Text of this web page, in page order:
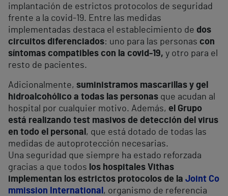
implantación de estrictos protocolos de seguridad
frente a la covid-19. Entre las medidas
implementadas destaca el establecimiento de dos
circuitos diferenciados: uno para las personas con
síntomas compatibles con la covid-19, y otro para el
resto de pacientes.
Adicionalmente, suministramos mascarillas y gel
hidroalcohólico a todas las personas que acudan al
hospital por cualquier motivo. Además, el Grupo
está realizando test masivos de detección del virus
en todo el personal , que está dotado de todas las
medidas de autoprotección necesarias.
Una seguridad que siempre ha estado reforzada
gracias a que todos los hospitales Vithas
implementan los estrictos protocolos de la Joint Co
mmission International , organismo de referencia